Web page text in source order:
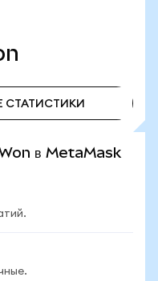
СТАТИСТИКИ
в MetaMask